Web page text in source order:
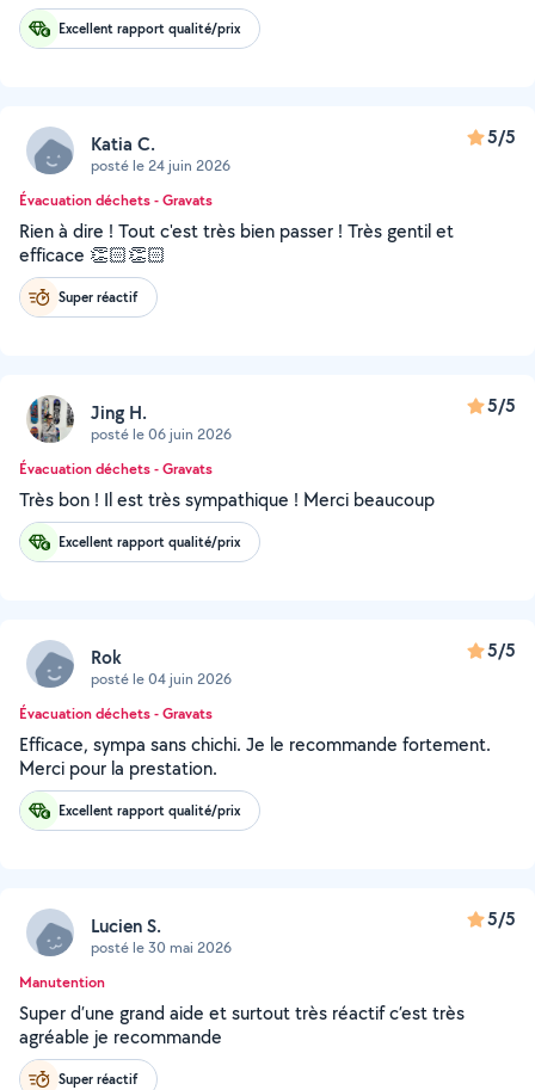
Excellent rapport qualité/prix
Katia C.
posté le 24 juin 2026
5/5
Évacuation déchets - Gravats
Rien à dire ! Tout c'est très bien passer ! Très gentil et
efficace 👏🏻👏🏻
Super réactif
Jing H.
posté le 06 juin 2026
5/5
Évacuation déchets - Gravats
Très bon ! Il est très sympathique ! Merci beaucoup
Excellent rapport qualité/prix
Rok
posté le 04 juin 2026
5/5
Évacuation déchets - Gravats
Efficace, sympa sans chichi. Je le recommande fortement.
Merci pour la prestation.
Excellent rapport qualité/prix
Lucien S.
posté le 30 mai 2026
5/5
Manutention
Super d’une grand aide et surtout très réactif c’est très
agréable je recommande
Super réactif